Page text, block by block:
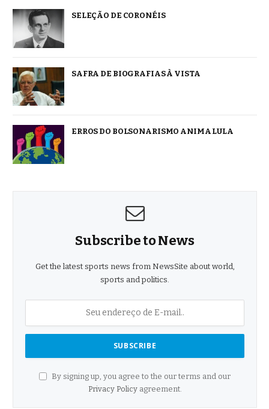
SELEÇÃO DE CORONÉIS
SAFRA DE BIOGRAFIAS À VISTA
ERROS DO BOLSONARISMO ANIMA LULA
Subscribe to News
Get the latest sports news from NewsSite about world,
sports and politics.
By signing up, you agree to the our terms and our
Privacy Policyagreement.